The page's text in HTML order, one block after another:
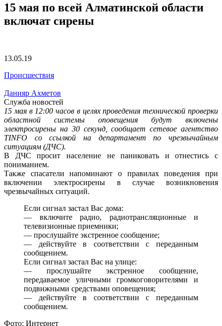
15 мая по всей Алматинской области
включат сирены
13.05.19
Происшествия
Данияр Ахметов
Служба новостей
15 мая в 12:00 часов в целях проведения технической проверки
областной системы оповещения будут включены
электросирены на 30 секунд, сообщает сетевое агентство
TINFO со ссылкой на департамент по чрезвычайным
ситуациям (ДЧС).
В ДЧС просит население не паниковать и отнестись с
пониманием.
Также спасатели напоминают о правилах поведения при
включении электросирены в случае возникновения
чрезвычайных ситуаций.
Если сигнал застал Вас дома:
— включите радио, радиотрансляционные и
телевизионные приемники;
— прослушайте экстренное сообщение;
— действуйте в соответствии с переданным
сообщением.
Если сигнал застал Вас на улице:
— прослушайте экстренное сообщение,
передаваемое уличными громкоговорителями и
подвижными средствами оповещения;
— действуйте в соответствии с переданным
сообщением.
Фото: Интернет